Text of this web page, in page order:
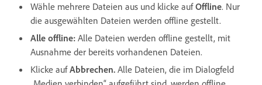
Wähle mehrere Dateien aus und klicke aufOffline. Nur
die ausgewählten Dateien werden offline gestellt.
Alle offline: Alle Dateien werden offline gestellt, mit
Ausnahme der bereits vorhandenen Dateien.
Klicke aufAbbrechen. Alle Dateien, die im Dialogfeld